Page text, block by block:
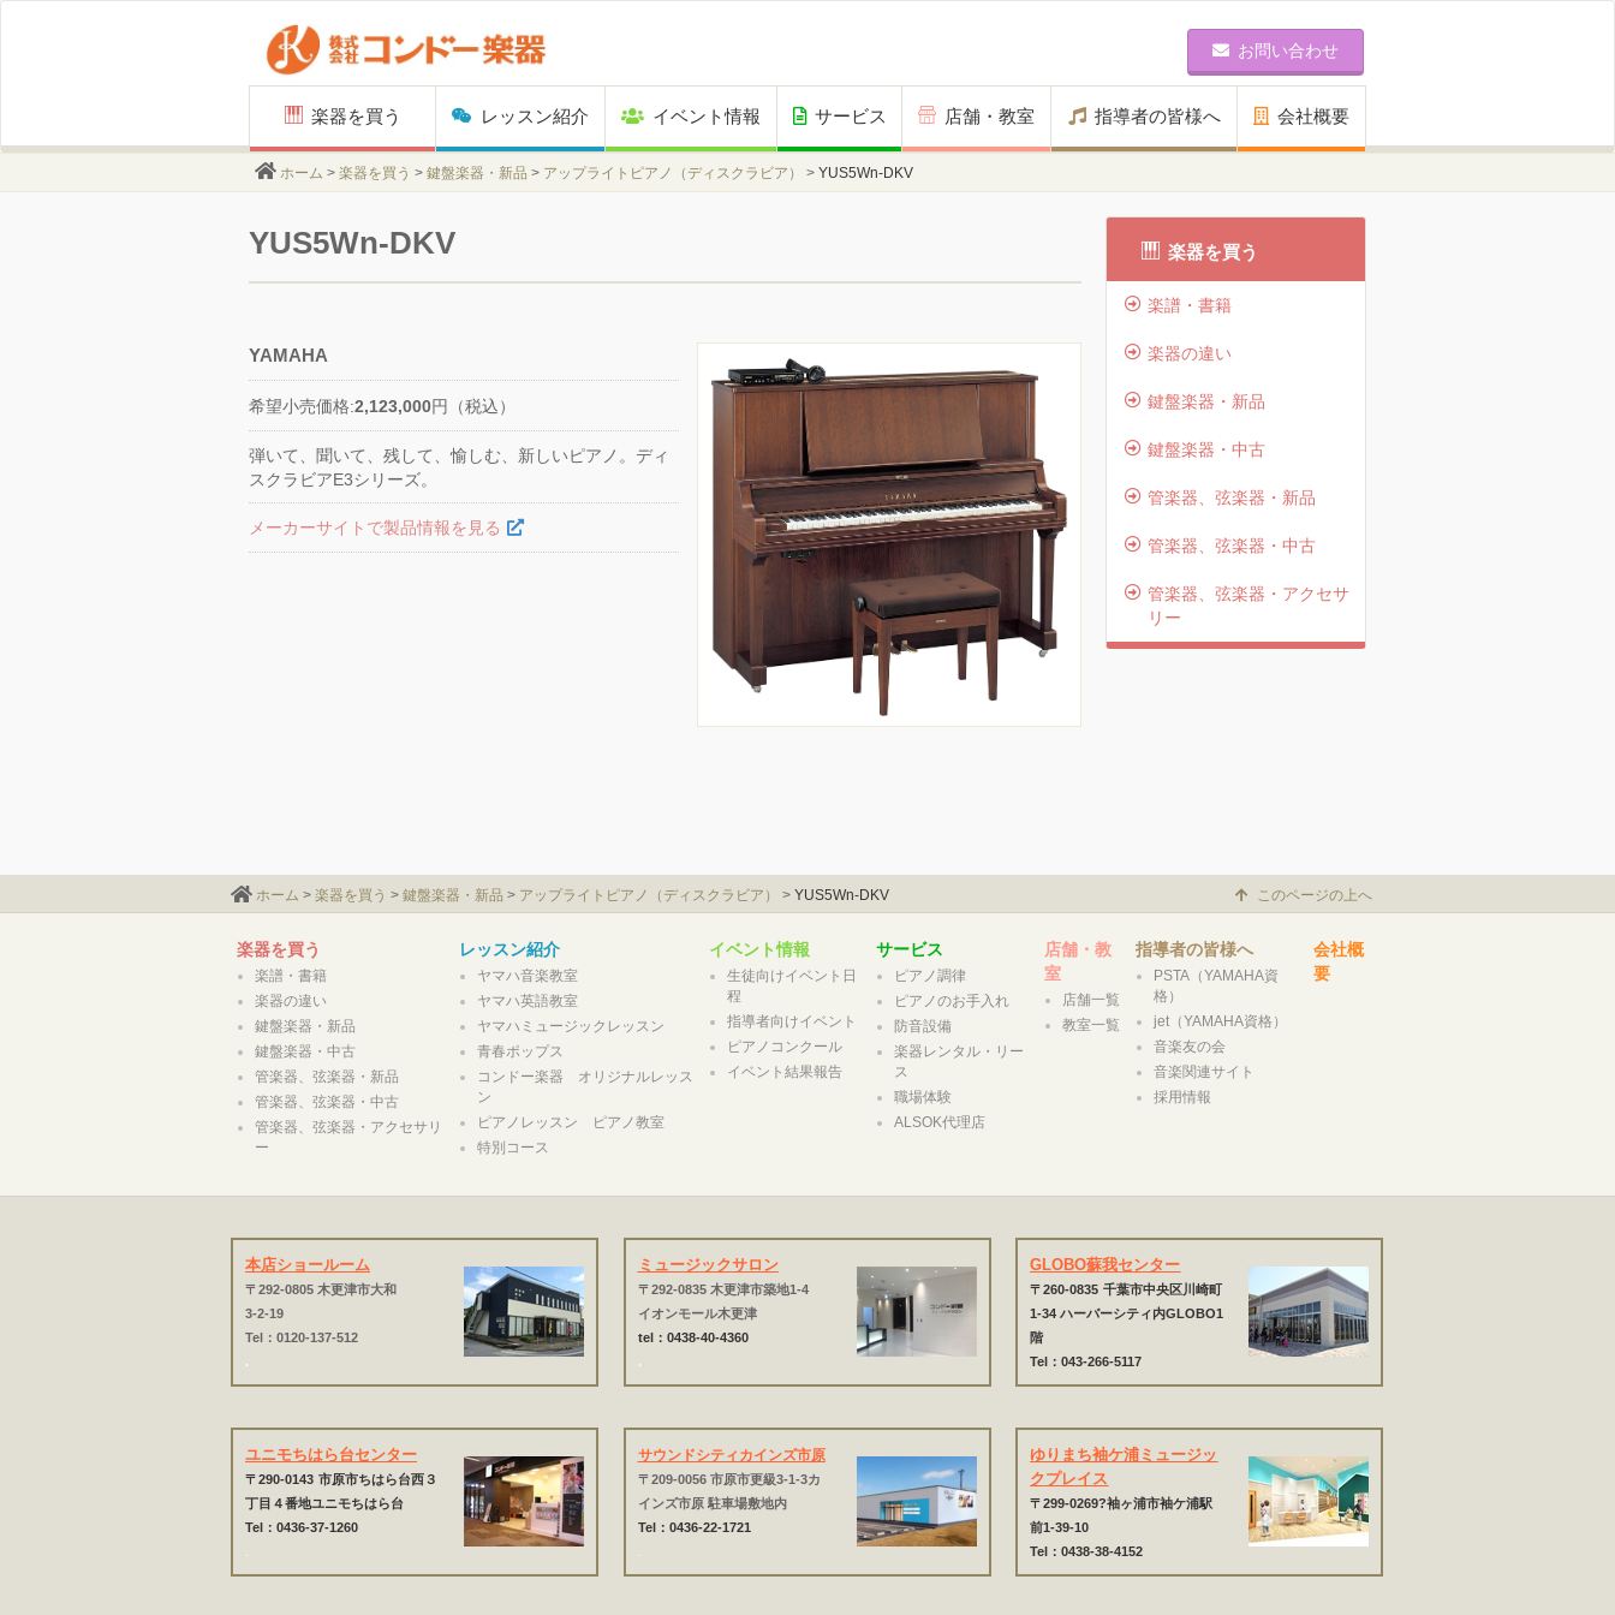
お問い合わせ
content
楽器を買う レッスン紹介 イベント情報 サービス 店舗・教室 指導者の皆様へ 会社概要
ホーム > 楽器を買う > 鍵盤楽器・新品 > アップライトピアノ（ディスクラビア） > YUS5Wn‐DKV
楽器を買う
楽譜・書籍
楽器の違い
鍵盤楽器・新品
鍵盤楽器・中古
管楽器、弦楽器・新品
管楽器、弦楽器・中古
管楽器、弦楽器・アクセサ
リー
YUS5Wn‐DKV
YAMAHA
希望小売価格:2,123,000円（税込）
弾いて、聞いて、残して、愉しむ、新しいピアノ。ディ
スクラビアE3シリーズ。
メーカーサイトで製品情報を見る
ホーム > 楽器を買う > 鍵盤楽器・新品 > アップライトピアノ（ディスクラビア） > YUS5Wn‐DKV このページの上へ
楽器を買う
楽譜・書籍
楽器の違い
鍵盤楽器・新品
鍵盤楽器・中古
管楽器、弦楽器・新品
管楽器、弦楽器・中古
管楽器、弦楽器・アクセサリ
ー
レッスン紹介
ヤマハ音楽教室
ヤマハ英語教室
ヤマハミュージックレッスン
青春ポップス
コンドー楽器 オリジナルレッス
ン
ピアノレッスン ピアノ教室
特別コース
イベント情報
生徒向けイベント日
程
指導者向けイベント
ピアノコンクール
イベント結果報告
サービス
ピアノ調律
ピアノのお手入れ
防音設備
楽器レンタル・リー
ス
職場体験
ALSOK代理店
店舗・教
室
店舗一覧
教室一覧
指導者の皆様へ
PSTA（YAMAHA資
格）
jet（YAMAHA資格）
音楽友の会
音楽関連サイト
採用情報
会社概
要
本店ショールーム
〒292-0805 木更津市大和
3-2-19
Tel：0120-137-512
.
ミュージックサロン
〒292-0835 木更津市築地1-4
イオンモール木更津
tel：0438-40-4360
.
GLOBO蘇我センター
〒260-0835 千葉市中央区川崎町
1-34 ハーバーシティ内GLOBO1
階
Tel：043-266-5117
ユニモちはら台センター
〒290-0143 市原市ちはら台西３
丁目４番地ユニモちはら台
Tel：0436-37-1260
サウンドシティカインズ市原
〒209-0056 市原市更級3-1-3カ
インズ市原 駐車場敷地内
Tel：0436-22-1721
ゆりまち袖ケ浦ミュージッ
クプレイス
〒299-0269?袖ヶ浦市袖ケ浦駅
前1-39-10
Tel：0438-38-4152